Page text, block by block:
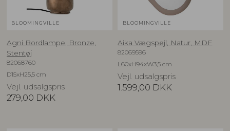
BLOOMINGVILLE
Agni Bordlampe, Bronze,
Stentøj
82068760
D15xH25,5 cm
Vejl. udsalgspris
279,00 DKK
BLOOMINGVILLE
Aika Vægspejl, Natur, MDF
82069596
L60xH94xW3,5 cm
Vejl. udsalgspris
1.599,00 DKK